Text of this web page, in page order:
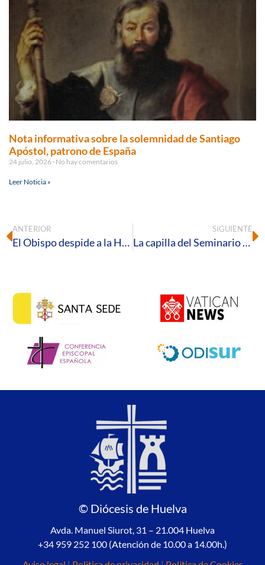
Nota informativa sobre la solemnidad de Santiago
Apóstol, patrono de España
24 julio, 2026 No hay comentarios
Leer Noticia »
ANTERIOR
El Obispo despide a la Hermandad de Emigrantes del Rocío
SIGUIENTE
La capilla del Seminario Diocesano acoge la Vigilia de Pentecostés
© Diócesis de Huelva
Avda. Manuel Siurot, 31 – 21.004 Huelva
+34 959 252 100 (Atención de 10.00 a 14.00h.)